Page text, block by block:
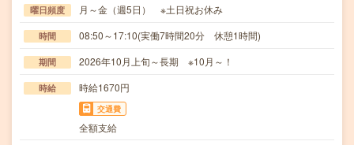
曜日頻度 月～金（週5日） ※土日祝お休み
時間 08:50～17:10(実働7時間20分 休憩1時間)
期間 2026年10月上旬～長期 ※10月～！
時給 時給1670円
交通費
全額支給